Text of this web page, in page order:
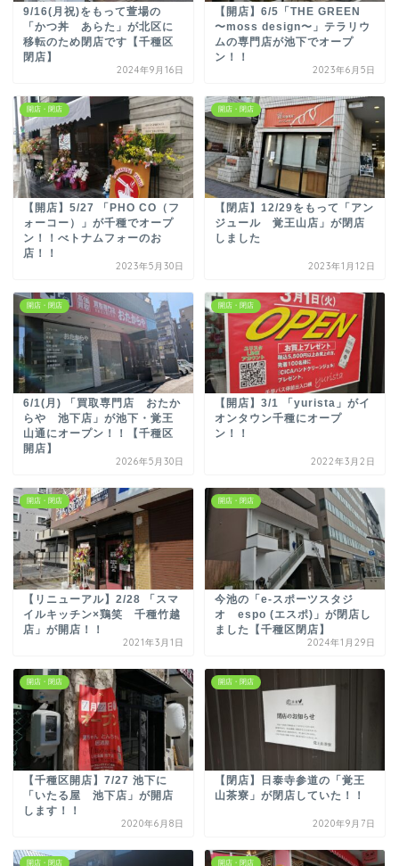
9/16(月祝)をもって萱場の
「かつ丼 あらた」が北区に
移転のため閉店です【千種区
閉店】
2024年9月16日
【開店】6/5「THE GREEN
〜moss design〜」テラリウ
ムの専門店が池下でオープ
ン！！
2023年6月5日
開店・閉店
【開店】5/27 「PHO CO（フ
ォーコー）」が千種でオープ
ン！！べトナムフォーのお
店！！
2023年5月30日
開店・閉店
【閉店】12/29をもって「アン
ジュール 覚王山店」が閉店
しました
2023年1月12日
開店・閉店
6/1(月) 「買取専門店 おたか
らや 池下店」が池下・覚王
山通にオープン！！【千種区
開店】
2026年5月30日
開店・閉店
【開店】3/1 「yurista」がイ
オンタウン千種にオープ
ン！！
2022年3月2日
開店・閉店
【リニューアル】2/28 「スマ
イルキッチン×鶏笑 千種竹越
店」が開店！！
2021年3月1日
開店・閉店
今池の「e-スポーツスタジ
オ espo (エスポ)」が閉店し
ました【千種区閉店】
2024年1月29日
開店・閉店
【千種区開店】7/27 池下に
「いたる屋 池下店」が開店
します！！
2020年6月8日
開店・閉店
【閉店】日泰寺参道の「覚王
山茶寮」が閉店していた！！
2020年9月7日
開店・閉店 開店・閉店